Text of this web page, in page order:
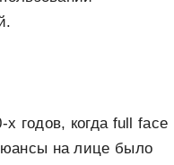
годов, когда full face
на лице было